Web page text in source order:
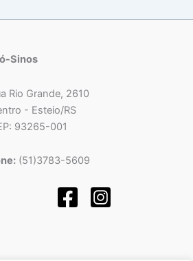
Sinos
Rio Grande, 2610
- Esteio/RS
93265-001
(51)3783-5609